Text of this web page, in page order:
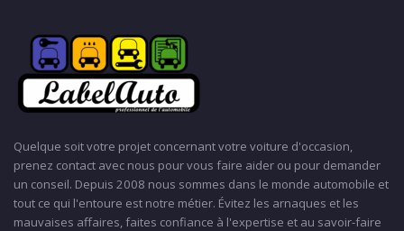
Quelque soit votre projet concernant votre voiture d'occasion,
prenez contact avec nous pour vous faire aider ou pour demander
un conseil. Depuis 2008 nous sommes dans le monde automobile et
tout ce qui l'entoure est notre métier. Évitez les arnaques et les
mauvaises affaires, faites confiance à l'expertise et au savoir-faire